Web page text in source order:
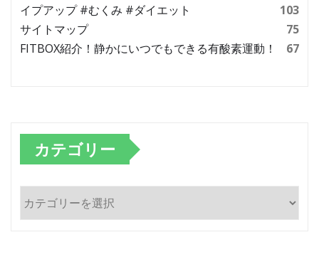
イプアップ #むくみ #ダイエット
103
サイトマップ
75
FITBOX紹介！静かにいつでもできる有酸素運動！
67
カテゴリー
テ